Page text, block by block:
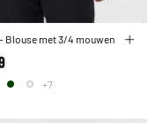
Blouse met 3/4 mouwen
+7